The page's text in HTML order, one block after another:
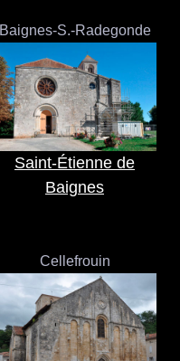
Baignes-S.-Radegonde
Saint-Étienne de
Baignes
Cellefrouin